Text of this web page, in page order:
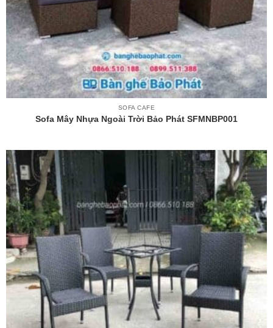
SOFA CAFE
Sofa Mây Nhựa Ngoài Trời Bảo Phát SFMNBP001